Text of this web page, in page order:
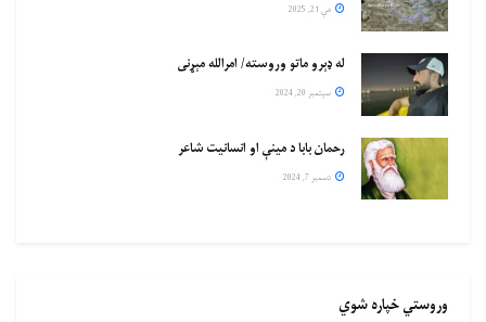
مې 21, 2025
له ډېرو ماتو وروسته/ امرالله مېړنی
سپتمبر 20, 2024
رحمان بابا د مینې او انسانیت شاعر
دسمبر 7, 2024
وروستي خپاره شوي